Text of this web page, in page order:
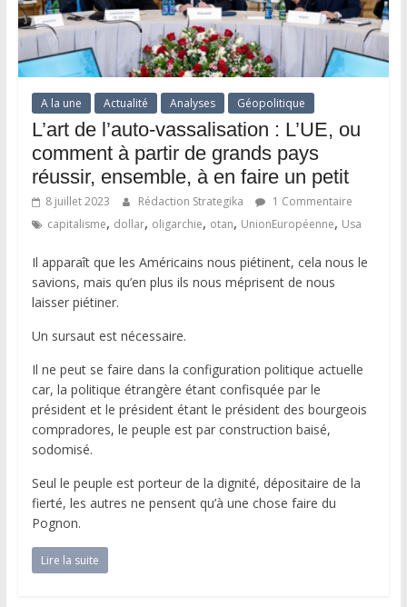
A la une Actualité Analyses Géopolitique
L’art de l’auto-vassalisation : L’UE, ou
comment à partir de grands pays
réussir, ensemble, à en faire un petit
8 juillet 2023 Rédaction Strategika
1 Commentaire
capitalisme, dollar, oligarchie, otan, UnionEuropéenne, Usa
Il apparaît que les Américains nous piétinent, cela nous le
savions, mais qu’en plus ils nous méprisent de nous
laisser piétiner.
Un sursaut est nécessaire.
Il ne peut se faire dans la configuration politique actuelle
car, la politique étrangère étant confisquée par le
président et le président étant le président des bourgeois
compradores, le peuple est par construction baisé,
sodomisé.
Seul le peuple est porteur de la dignité, dépositaire de la
fierté, les autres ne pensent qu’à une chose faire du
Pognon.
Lire la suite